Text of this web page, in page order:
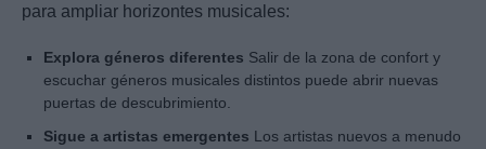
para ampliar horizontes musicales:
Explora géneros diferentes Salir de la zona de confort y
escuchar géneros musicales distintos puede abrir nuevas
puertas de descubrimiento.
Sigue a artistas emergentes Los artistas nuevos a menudo